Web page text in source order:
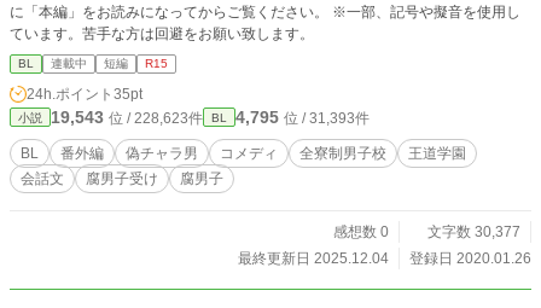
に「本編」をお読みになってからご覧ください。 ※一部、記号や擬音を使用し
ています。苦手な方は回避をお願い致します。
BL 連載中 短編 R15
24h.ポイント 35pt
小説 19,543 位 / 228,623件 BL 4,795 位 / 31,393件
BL 番外編 偽チャラ男 コメディ 全寮制男子校
王道学園
会話文
腐男子受け 腐男子
感想数 0
文字数 30,377
最終更新日 2025.12.04
登録日 2020.01.26